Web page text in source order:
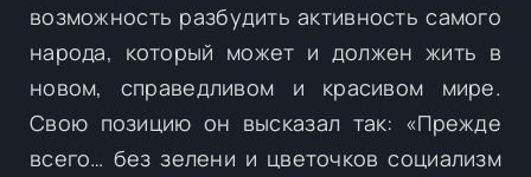
возможность разбудить активность самого
народа, который может и должен жить в
новом, справедливом и красивом мире.
Свою позицию он высказал так: «Прежде
всего… без зелени и цветочков социализм